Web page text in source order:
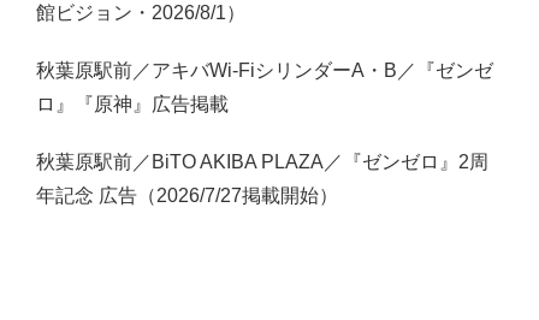
館ビジョン・2026/8/1）
秋葉原駅前／アキバWi-FiシリンダーA・B／『ゼンゼ
ロ』『原神』広告掲載
秋葉原駅前／BiTO AKIBA PLAZA／『ゼンゼロ』2周
年記念 広告（2026/7/27掲載開始）